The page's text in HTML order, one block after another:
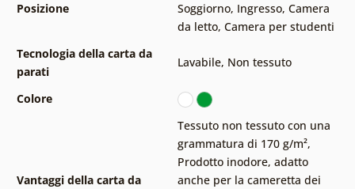
Posizione
Soggiorno, Ingresso, Camera
da letto, Camera per studenti
Tecnologia della carta da
parati
Lavabile, Non tessuto
Colore
Vantaggi della carta da
Tessuto non tessuto con una
grammatura di 170 g/m²,
Prodotto inodore, adatto
anche per la cameretta dei